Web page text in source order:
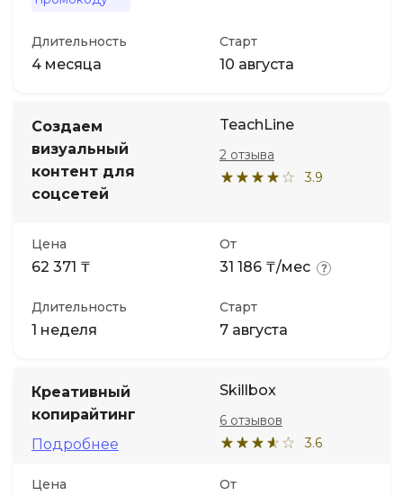
Длительность
4 месяца
Старт
10 августа
Создаем
визуальный
контент для
соцсетей
TeachLine
3.9
2 отзыва
Цена
62 371 ₸
От
31 186 ₸/мес
Длительность
1 неделя
Старт
7 августа
Креативный
копирайтинг
Подробнее
Skillbox
3.6
6 отзывов
Цена От